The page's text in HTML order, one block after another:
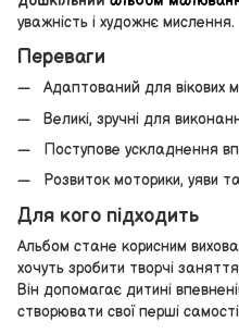
уважність і художнє мислення.
Переваги
Адаптований для вікових
Великі, зручні для
Поступове ускладнення
Розвиток моторики, уяви
Для кого підходить
Альбом стане корисним
хочуть зробити творчі
Він допомагає дитині
створювати свої перші